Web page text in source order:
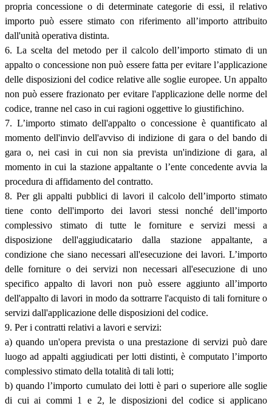
propria concessione o di determinate categorie di essi, il relativo
importo può essere stimato con riferimento all’importo attribuito
dall'unità operativa distinta.
6. La scelta del metodo per il calcolo dell’importo stimato di un
appalto o concessione non può essere fatta per evitare l’applicazione
delle disposizioni del codice relative alle soglie europee. Un appalto
non può essere frazionato per evitare l'applicazione delle norme del
codice, tranne nel caso in cui ragioni oggettive lo giustifichino.
7. L’importo stimato dell'appalto o concessione è quantificato al
momento dell'invio dell'avviso di indizione di gara o del bando di
gara o, nei casi in cui non sia prevista un'indizione di gara, al
momento in cui la stazione appaltante o l’ente concedente avvia la
procedura di affidamento del contratto.
8. Per gli appalti pubblici di lavori il calcolo dell’importo stimato
tiene conto dell'importo dei lavori stessi nonché dell’importo
complessivo stimato di tutte le forniture e servizi messi a
disposizione dell'aggiudicatario dalla stazione appaltante, a
condizione che siano necessari all'esecuzione dei lavori. L’importo
delle forniture o dei servizi non necessari all'esecuzione di uno
specifico appalto di lavori non può essere aggiunto all’importo
dell'appalto di lavori in modo da sottrarre l'acquisto di tali forniture o
servizi dall'applicazione delle disposizioni del codice.
9. Per i contratti relativi a lavori e servizi:
a) quando un'opera prevista o una prestazione di servizi può dare
luogo ad appalti aggiudicati per lotti distinti, è computato l’importo
complessivo stimato della totalità di tali lotti;
b) quando l’importo cumulato dei lotti è pari o superiore alle soglie
di cui ai commi 1 e 2, le disposizioni del codice si applicano